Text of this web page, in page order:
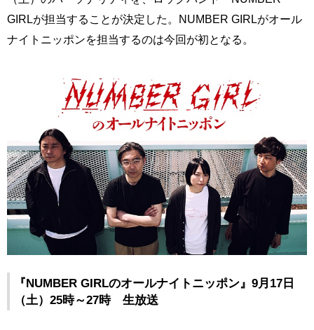
GIRLが担当することが決定した。NUMBER GIRLがオール
ナイトニッポンを担当するのは今回が初となる。
『NUMBER GIRLのオールナイトニッポン』9月17日
（土）25時～27時 生放送